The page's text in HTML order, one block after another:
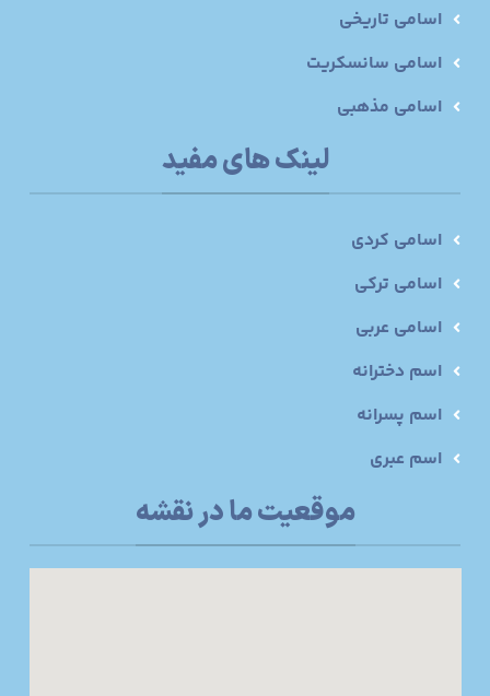
اسامی تاریخی
اسامی سانسکریت
اسامی مذهبی
لینک های مفید
اسامی کردی
اسامی ترکی
اسامی عربی
اسم دخترانه
اسم پسرانه
اسم عبری
موقعیت ما در نقشه